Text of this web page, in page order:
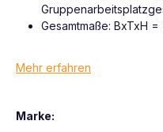
Gesamtmaße: BxTxH
Mehr erfahren
Marke: